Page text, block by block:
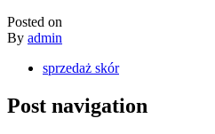
Posted on
By admin
sprzedaż skór
Post navigation